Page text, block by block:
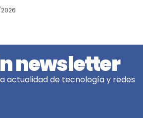
newsletter
actualidad de tecnología y redes